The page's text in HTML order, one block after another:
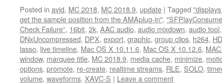
Posted in avid, MC 2018, MC 2018.9, update | Tagged
get the sample position from the AMAplug-in",
Check Failure”, 16bit, 2k, AAC audio, audio mixdown, audio tool
DNxUncompressed, DPX, export, graphic, group clips, h264, HD
lasso, live timeline, Mac OS X 10.11.6, Mac OS X 10.12.6,
window, marquee title, MC 2018.9, media cache, minimize,
options, promote, re-create, realtime streams, RLE, SOLO,
volume, waveforms, XAVC-S | Leave a comment